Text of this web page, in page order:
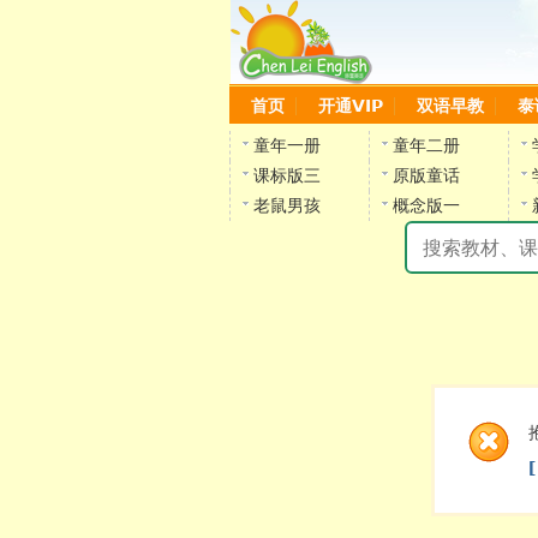
首页 开通VIP 双语早教 泰
童年一册 童年二册
课标版三
原版童话
老鼠男孩
概念版一